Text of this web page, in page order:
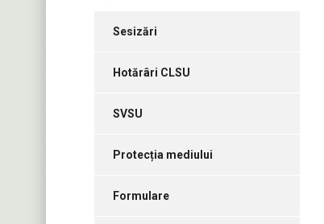
Sesizări
Hotărâri CLSU
SVSU
Protecția mediului
Formulare